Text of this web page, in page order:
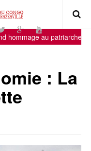
au patriarche
: La